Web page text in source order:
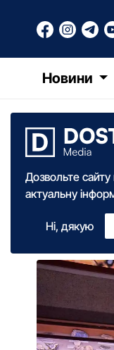
Новини
Дозвольте сайту
актуальну
Ні, дякую
20